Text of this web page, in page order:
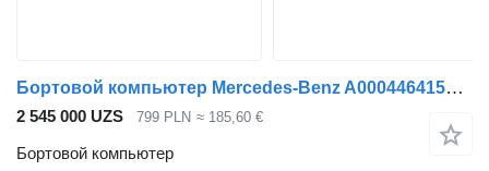
Бортовой компьютер Mercedes-Benz A0004464151 для грузовика Mercedes-Benz
2 545 000 UZS 799 PLN ≈ 185,60 €
Бортовой компьютер